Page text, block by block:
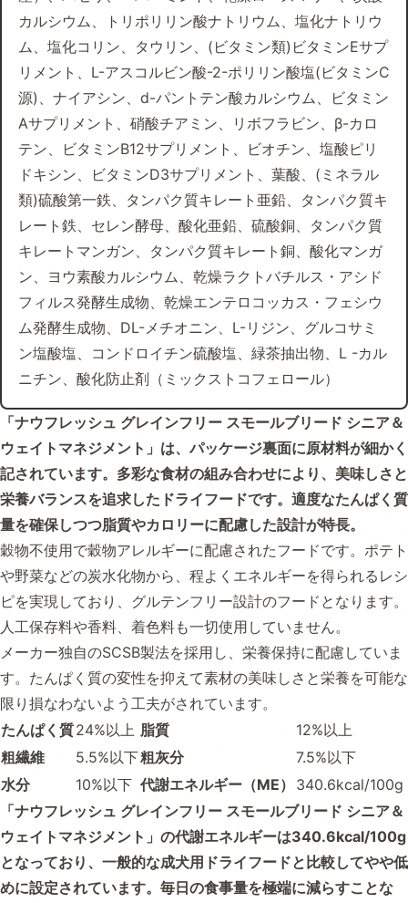
カルシウム、トリポリリン酸ナトリウム、塩化ナトリウ
ム、塩化コリン、タウリン、(ビタミン類)ビタミンEサプ
リメント、L-アスコルビン酸-2-ポリリン酸塩(ビタミンC
源)、ナイアシン、d-パントテン酸カルシウム、ビタミン
Aサプリメント、硝酸チアミン、リボフラビン、β-カロ
テン、ビタミンB12サプリメント、ビオチン、塩酸ピリ
ドキシン、ビタミンD3サプリメント、葉酸、(ミネラル
類)硫酸第一鉄、タンパク質キレート亜鉛、タンパク質キ
レート鉄、セレン酵母、酸化亜鉛、硫酸銅、タンパク質
キレートマンガン、タンパク質キレート銅、酸化マンガ
ン、ヨウ素酸カルシウム、乾燥ラクトバチルス・アシド
フィルス発酵生成物、乾燥エンテロコッカス・フェシウ
ム発酵生成物、DL-メチオニン、L-リジン、グルコサミ
ン塩酸塩、コンドロイチン硫酸塩、緑茶抽出物、L -カル
ニチン、酸化防止剤（ミックストコフェロール）
「ナウフレッシュ グレインフリー スモールブリード シニア＆
ウェイトマネジメント」は、パッケージ裏面に原材料が細かく
記されています。多彩な食材の組み合わせにより、美味しさと
栄養バランスを追求したドライフードです。適度なたんぱく質
量を確保しつつ脂質やカロリーに配慮した設計が特長。
穀物不使用で穀物アレルギーに配慮されたフードです。ポテト
や野菜などの炭水化物から、程よくエネルギーを得られるレシ
ピを実現しており、グルテンフリー設計のフードとなります。
人工保存料や香料、着色料も一切使用していません。
メーカー独自のSCSB製法を採用し、栄養保持に配慮していま
す。たんぱく質の変性を抑えて素材の美味しさと栄養を可能な
限り損なわないよう工夫がされています。
たんぱく質24%以上 脂質
12%以上
粗繊維
5.5%以下粗灰分
7.5%以下
水分
10%以下 代謝エネルギー（ME） 340.6kcal/100g
「ナウフレッシュ グレインフリー スモールブリード シニア＆
ウェイトマネジメント」の代謝エネルギーは340.6kcal/100g
となっており、一般的な成犬用ドライフードと比較してやや低
めに設定されています。毎日の食事量を極端に減らすことな